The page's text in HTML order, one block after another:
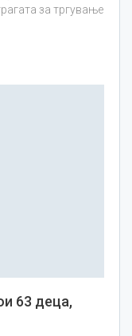
за тргување
63 деца,